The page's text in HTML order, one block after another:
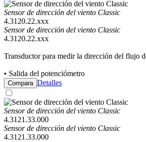
Sensor de dirección del viento Classic
4.3120.22.xxx
Sensor de dirección del viento Classic
4.3120.22.xxx
Transductor para medir la dirección del flujo
• Salida del potenciómetro
Compara Detalles
Sensor de dirección del viento Classic
4.3121.33.000
Sensor de dirección del viento Classic
4.3121.33.000